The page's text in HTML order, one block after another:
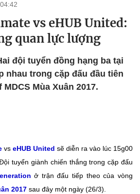
vs eHUB United:
quan lực lượng
đội tuyển đồng hạng ba tại
nhau trong cặp đấu đầu tiên
Mùa Xuân 2017.
vs eHUB United sẽ diễn ra vào lúc 15g00
tuyển giành chiến thắng trong cặp đấu
ở trận đấu tiếp theo của vòng
2017 sau đây một ngày (26/3).